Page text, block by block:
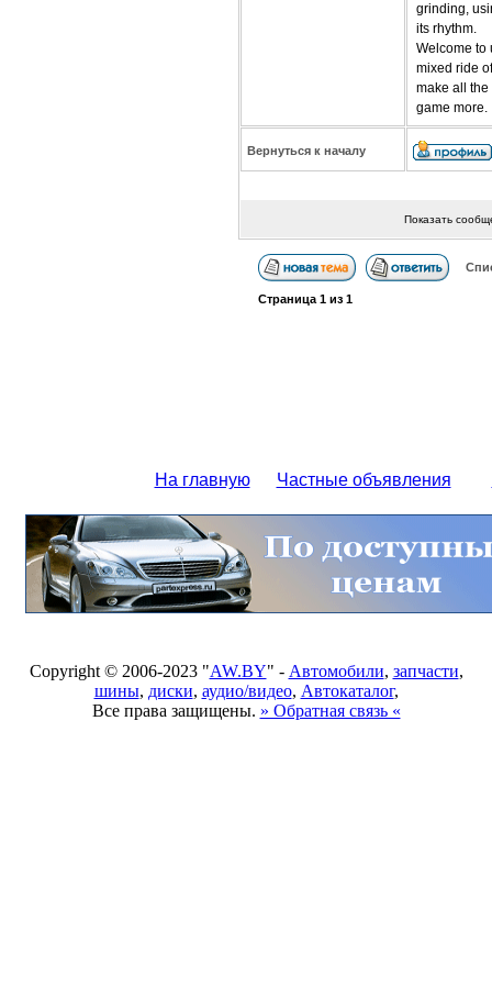
grinding,
its rhythm.
Welcome to
mixed ride
make all the
game more.
Вернуться к началу
Показать
Страница 1из 1
На главную Частные объявления
Copyright © 2006-2023 "AW.BY" - Автомобили, запчасти,
шины, диски, аудио/видео, Автокаталог,
Все права защищены. » Обратная связь «